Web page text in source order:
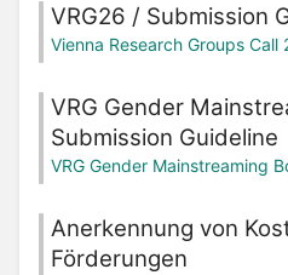
VRG26 / Submission
Vienna Research Groups Call
VRG Gender
Submission Guideline
VRG Gender Mainstreaming
Anerkennung von
Förderungen